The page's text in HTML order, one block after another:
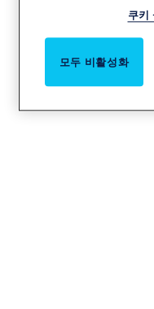
쿠키
모두 비활성화